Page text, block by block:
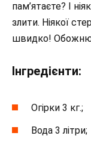
пам’ятаєте? І
злити. Ніякої
швидко!
Інгредієнти:
Огірки 3 кг.;
Вода 3 літри;